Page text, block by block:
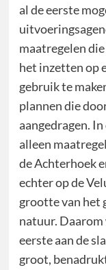
al de eerste
maatregelen
het inzetten op
gebruik te
plannen die
aangedragen.
alleen
de Achterhoek
echter op de
grootte van het
natuur.
eerste aan de
groot,